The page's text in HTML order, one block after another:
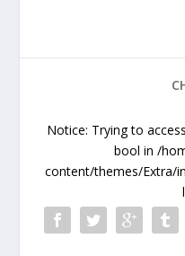
Notice: Trying to
bool in /
content/themes/Extra/